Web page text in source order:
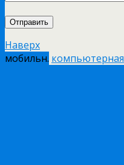
Наверх
мобильн. компьютерная